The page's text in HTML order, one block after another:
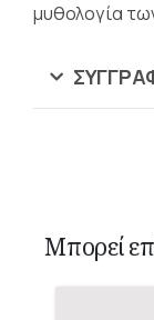
μυθολογία
Μπορεί